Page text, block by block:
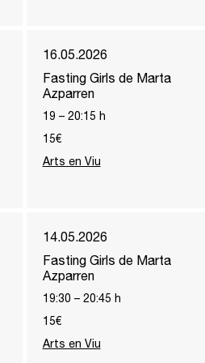
16.05.2026
Fasting Girls de Marta
Azparren
19 – 20:15 h
15€
Arts en Viu
14.05.2026
Fasting Girls de Marta
Azparren
19:30 – 20:45 h
15€
Arts en Viu